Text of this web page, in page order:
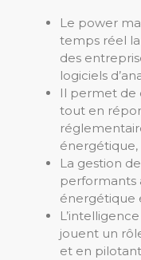
Le power
temps réel
des
logiciels
Il permet de
tout en
La gestion
performants
énergétique
jouent un
et en